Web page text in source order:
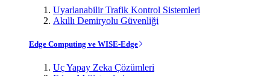
Uyarlanabilir Trafik Kontrol Sistemleri
Akıllı Demiryolu Güvenliği
Edge Computing ve WISE-Edge
Uç Yapay Zeka Çözümleri